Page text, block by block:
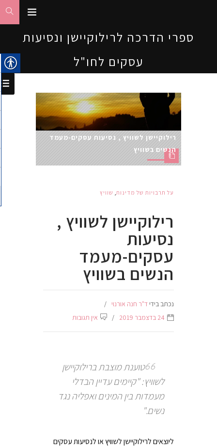
ספרי הדרכה לרילוקיישן ונסיעות
עסקים לחו"ל
רילוקיישן לשוויץ , נסיעות עסקים-מעמד
הנשים בשוויץ
על תרבויות של מדינות, שוויץ
רילוקיישן לשוויץ ,
נסיעות
עסקים-מעמד
הנשים בשוויץ
נכתב בידיד"ר חנה אורנוי
24 בדצמבר 2019
אין תגובות
טוענת מוצבת ברילוקיישן
לשוויץ: "קיימים עדיין הבדלי
מעמדות בין המינים ואפליה נגד
נשים."
ליוצאים לרילוקיישן לשוויץ או לנסיעות עסקים